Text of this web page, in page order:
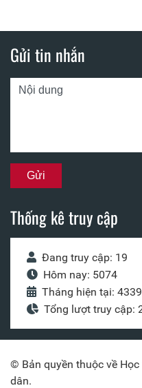
Gửi tin nhắn
Thống kê truy cập
Đang truy cập: 19
Hôm nay: 5074
Tháng hiện tại:
Tổng lượt truy cập:
© Bản quyền thuộc về
dân.